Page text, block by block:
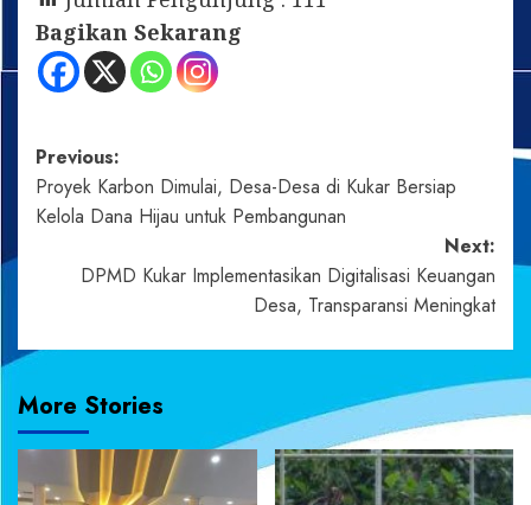
Bagikan Sekarang
Post
navigation
Previous:
Proyek Karbon Dimulai, Desa-Desa di Kukar Bersiap
Kelola Dana Hijau untuk Pembangunan
Next:
DPMD Kukar Implementasikan Digitalisasi Keuangan
Desa, Transparansi Meningkat
More Stories